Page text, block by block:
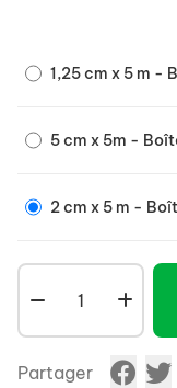
1,25 cm x 5 m -
5 cm x 5m -
2 cm x 5 m -
Partager